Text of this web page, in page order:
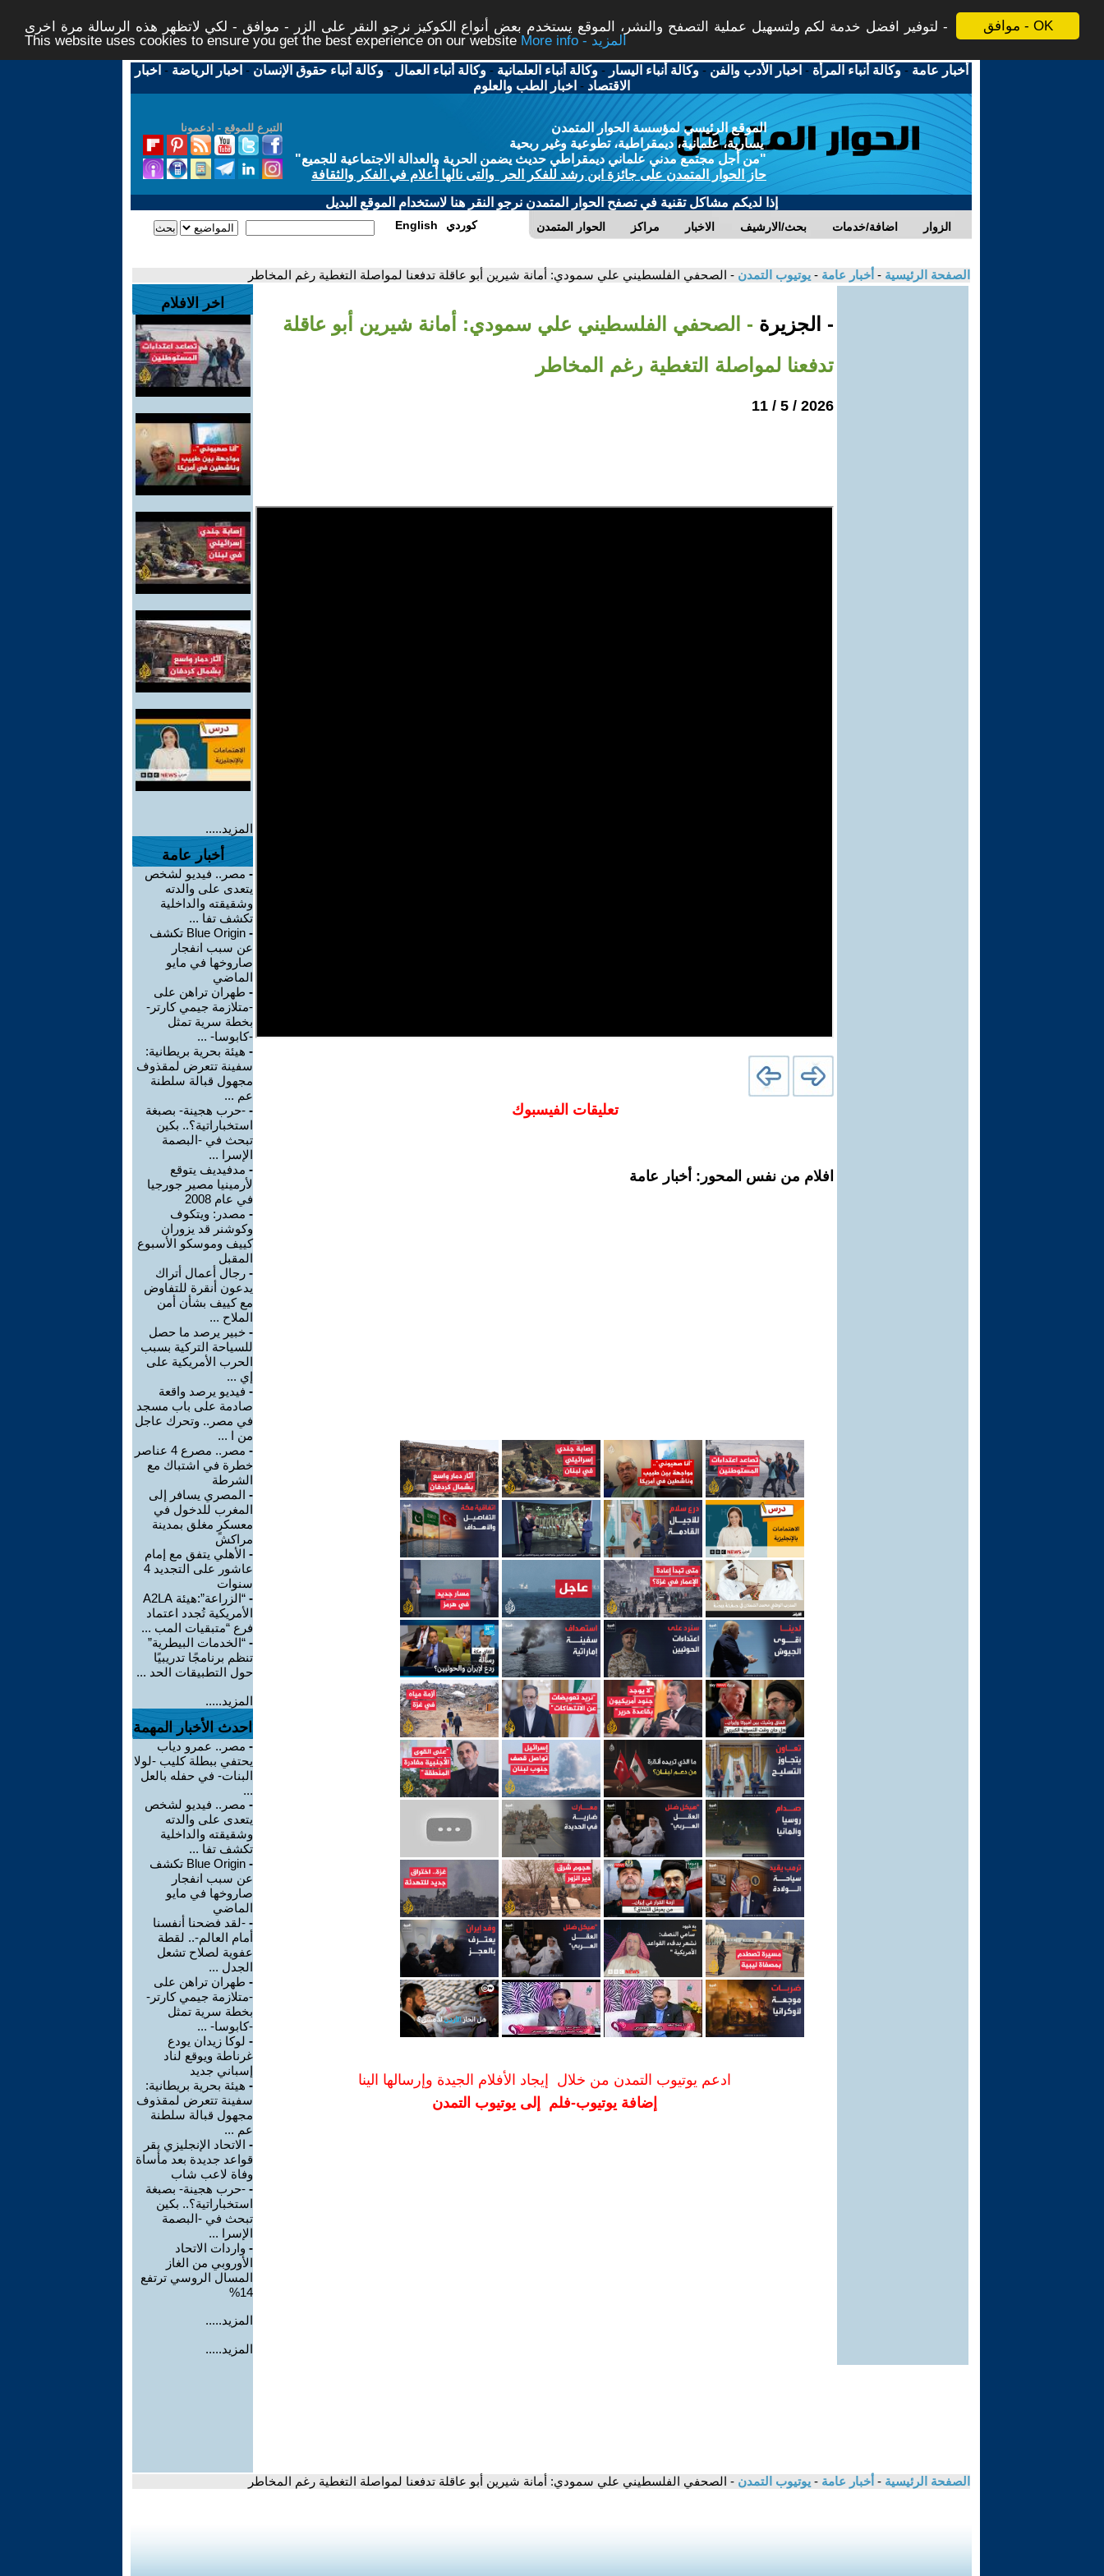
موافق - OK
لتوفير افضل خدمة لكم ولتسهيل عملية التصفح والنشر، الموقع يستخدم بعض أنواع الكوكيز نرجو النقر على الزر - موافق - لكي لاتظهر هذه الرسالة مرة اخرى -
This website uses cookies to ensure you get the best experience on our website
More info - المزيد
أخبار عامة -وكالة أنباء المرأة - اخبار الأدب والفن -وكالة أنباء اليسار -وكالة أنباء العلمانية -وكالة أنباء العمال -وكالة أنباء حقوق الإنسان - اخبار الرياضة - اخبار
الاقتصاد - اخبار الطب والعلوم
التبرع للموقع - ادعمونا
الموقع الرئيسي لمؤسسة الحوار المتمدن
يسارية، علمانية، ديمقراطية، تطوعية وغير ربحية
"من أجل مجتمع مدني علماني ديمقراطي حديث يضمن الحرية والعدالة الاجتماعية للجميع"
حاز الحوار المتمدن على جائزة ابن رشد للفكر الحر والتى نالها أعلام في الفكر والثقافة
إذا لديكم مشاكل تقنية في تصفح الحوار المتمدن نرجو النقر هنا لاستخدام الموقع البديل
الحوار المتمدن مراكز الاخبار بحث/الارشيف اضافة/خدمات الزوار English كوردي
الصفحة الرئيسية - أخبار عامة - يوتيوب التمدن - الصحفي الفلسطيني علي سمودي: أمانة شيرين أبو عاقلة تدفعنا لمواصلة التغطية رغم المخاطر
- الجزيرة - الصحفي الفلسطيني علي سمودي: أمانة شيرين أبو عاقلة
تدفعنا لمواصلة التغطية رغم المخاطر
2026 / 5 / 11
تعليقات الفيسبوك
افلام من نفس المحور: أخبار عامة
ادعم يوتيوب التمدن من خلال إيجاد الأفلام الجيدة وإرسالها الينا
إضافة يوتيوب-فلم إلى يوتيوب التمدن
اخر الافلام
المزيد.....
أخبار عامة
- مصر.. فيديو لشخص
يتعدى على والدته
وشقيقته والداخلية
تكشف تفا ...
-
Blue Origin تكشف
عن سبب انفجار
صاروخها في مايو
الماضي
- طهران تراهن على
-متلازمة جيمي كارتر-
بخطة سرية تمثل
-كابوسا- ...
- هيئة بحرية بريطانية:
سفينة تتعرض لمقذوف
مجهول قبالة سلطنة
عم ...
- -حرب هجينة- بصبغة
استخباراتية؟.. بكين
تبحث في -البصمة
الإسرا ...
- مدفيديف يتوقع
لأرمينيا مصير جورجيا
في عام 2008
- مصدر: ويتكوف
وكوشنر قد يزوران
كييف وموسكو الأسبوع
المقبل
- رجال أعمال أتراك
يدعون أنقرة للتفاوض
مع كييف بشأن أمن
الملاح ...
- خبير يرصد ما حصل
للسياحة التركية بسبب
الحرب الأمريكية على
إي ...
- فيديو يرصد واقعة
صادمة على باب مسجد
في مصر.. وتحرك عاجل
من ا ...
-
مصر.. مصرع 4 عناصر
خطرة في اشتباك مع
الشرطة
- المصري يسافر إلى
المغرب للدخول في
معسكرٍ مغلق بمدينة
مراكش
- الأهلي يتفق مع إمام
عاشور على التجديد 4
سنوات
-
“الزراعة”:هيئة A2LA
الأمريكية تُجدد اعتماد
فرع “متبقيات المب ...
- “الخدمات البيطرية”
تنظم برنامجًا تدريبيًا
حول التطبيقات الحد ...
المزيد.....
احدث الأخبار المهمة
- مصر.. عمرو دياب
يحتفي ببطلة كليب -لولا
البنات- في حفله بالعل
...
- مصر.. فيديو لشخص
يتعدى على والدته
وشقيقته والداخلية
تكشف تفا ...
-
Blue Origin تكشف
عن سبب انفجار
صاروخها في مايو
الماضي
- -لقد فضحنا أنفسنا
أمام العالم-.. لقطة
عفوية لصلاح تشعل
الجدل ...
- طهران تراهن على
-متلازمة جيمي كارتر-
بخطة سرية تمثل
-كابوسا- ...
- لوكا زيدان يودع
غرناطة ويوقع لناد
إسباني جديد
- هيئة بحرية بريطانية:
سفينة تتعرض لمقذوف
مجهول قبالة سلطنة
عم ...
- الاتحاد الإنجليزي يقر
قواعد جديدة بعد مأساة
وفاة لاعب شاب
- -حرب هجينة- بصبغة
استخباراتية؟.. بكين
تبحث في -البصمة
الإسرا ...
- واردات الاتحاد
الأوروبي من الغاز
المسال الروسي ترتفع
14%
المزيد.....
المزيد.....
الصفحة الرئيسية - أخبار عامة - يوتيوب التمدن - الصحفي الفلسطيني علي سمودي: أمانة شيرين أبو عاقلة تدفعنا لمواصلة التغطية رغم المخاطر